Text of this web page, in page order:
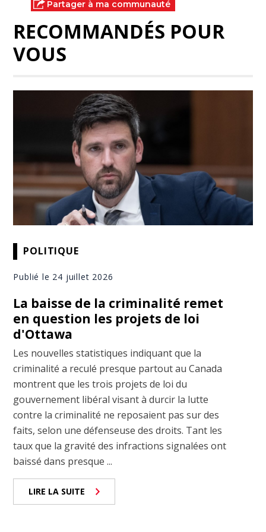
Partager à ma communauté
RECOMMANDÉS POUR
VOUS
POLITIQUE
Publié le 24 juillet 2026
La baisse de la criminalité remet
en question les projets de loi
d'Ottawa
Les nouvelles statistiques indiquant que la
criminalité a reculé presque partout au Canada
montrent que les trois projets de loi du
gouvernement libéral visant à durcir la lutte
contre la criminalité ne reposaient pas sur des
faits, selon une défenseuse des droits. Tant les
taux que la gravité des infractions signalées ont
baissé dans presque ...
LIRE LA SUITE